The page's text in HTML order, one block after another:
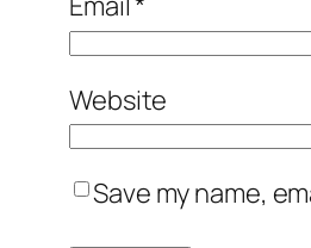
Website
Save my name,